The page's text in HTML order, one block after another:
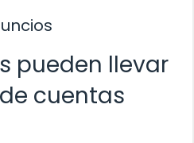
pueden llevar
cuentas